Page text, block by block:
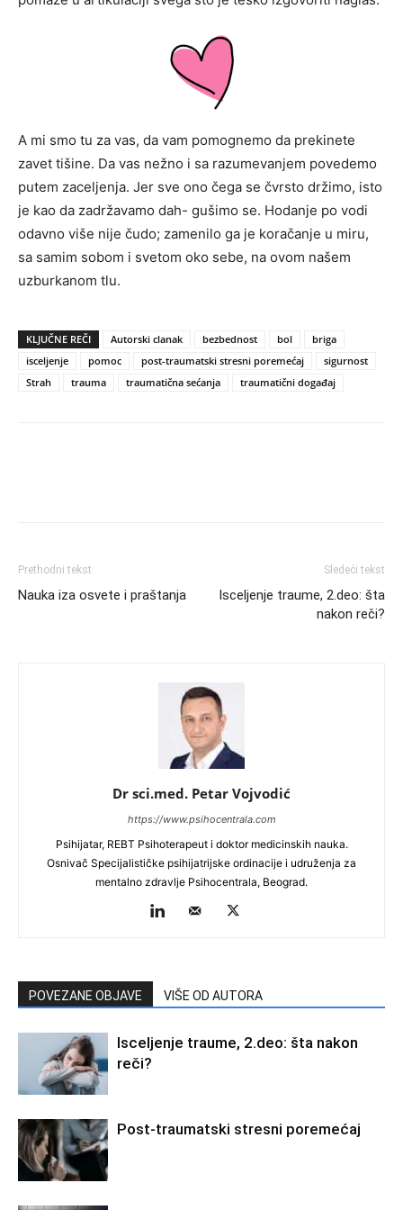
A mi smo tu za vas, da vam pomognemo da prekinete
zavet tišine. Da vas nežno i sa razumevanjem povedemo
putem zaceljenja. Jer sve ono čega se čvrsto držimo, isto
je kao da zadržavamo dah- gušimo se. Hodanje po vodi
odavno više nije čudo; zamenilo ga je koračanje u miru,
sa samim sobom i svetom oko sebe, na ovom našem
uzburkanom tlu.
KLJUČNE REČI Autorski clanak bezbednost bol
briga
isceljenje
pomoc post-traumatski stresni poremećaj
sigurnost
Strah
trauma traumatična sećanja traumatični događaj
Prethodni tekst
Nauka iza osvete i praštanja
Sledeći tekst
Isceljenje traume, 2.deo: šta
nakon reči?
Dr sci.med. Petar Vojvodić
https://www.psihocentrala.com
Psihijatar, REBT Psihoterapeut i doktor medicinskih nauka.
Osnivač Specijalističke psihijatrijske ordinacije i udruženja za
mentalno zdravlje Psihocentrala, Beograd.
POVEZANE OBJAVE VIŠE OD AUTORA
Isceljenje traume, 2.deo: šta nakon
reči?
Post-traumatski stresni poremećaj